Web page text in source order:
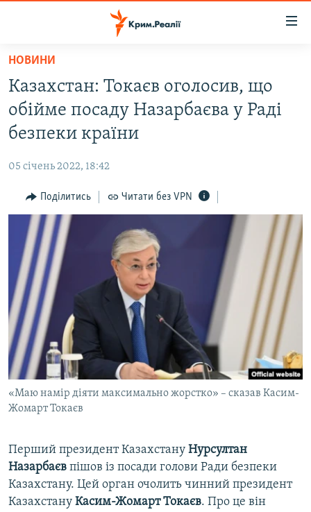
Перейти
основного
матеріалу
Перейти
до
основної
Перейти
до
пошуку
ВОДА.КРИМ
ВІДЕО ТА ФОТО
БЛОГИ
ПОГЛЯД
ІНТЕРВ'Ю
ВСЕ ЗА ДЕНЬ
СПЕЦПРОЕКТИ
ДЕПОРТАЦІЯ
ВІДЕОУРОКИ «ELIFBE»
СВІДЧЕННЯ ОКУПАЦІЇ
УКРАЇНСЬКА ПРОБЛЕМА КРИМУ
ІНФОГРАФІКА
ЯК ОБІЙТИ БЛОКУВАННЯ
Русский
Qırımtatar
ДОЛУЧАЙСЯ!
Усі сайти RFE/RL
НОВИНИ
Казахстан: Токаєв оголосив, що
обійме посаду Назарбаєва у Раді
безпеки країни
05 січень 2022, 18:42
Поділитись Читати без VPN
«Маю намір діяти максимально жорстко» – сказав Касим-
Жомарт Токаєв
Перший президент Казахстану Нурсултан
Назарбаєв пішов із посади голови Ради безпеки
Казахстану. Цей орган очолить чинний президент
Казахстану Касим-Жомарт Токаєв. Про це він